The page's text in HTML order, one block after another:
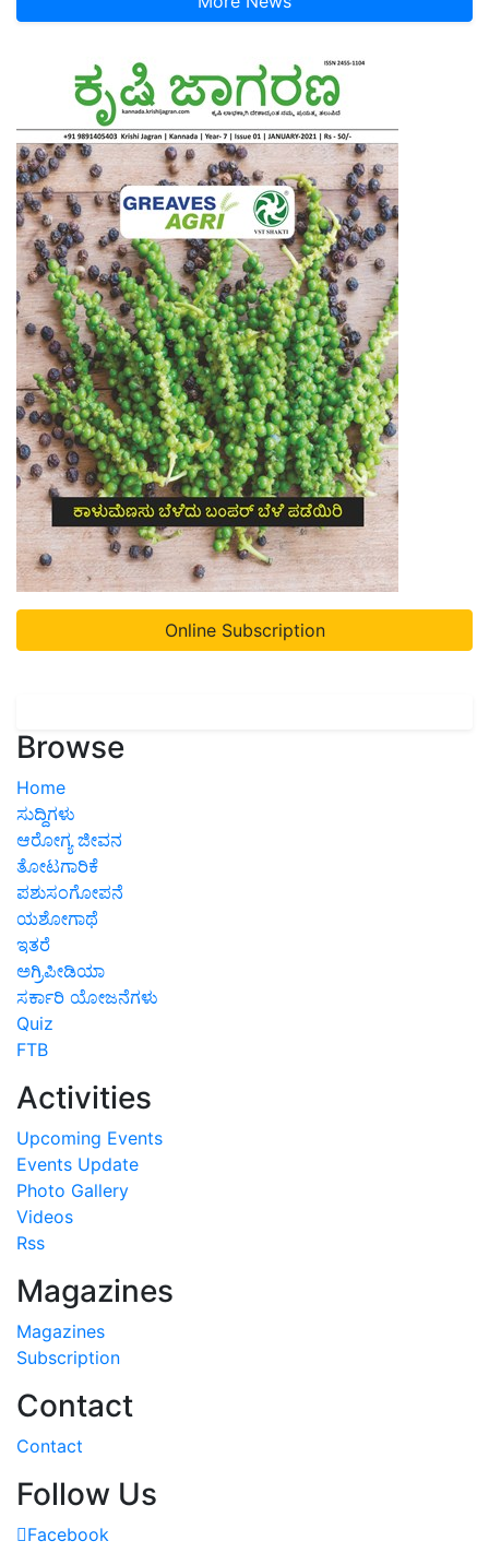
Home
ಸುದ್ದಿಗಳು
ಆರೋಗ್ಯ ಜೀವನ
ತೋಟಗಾರಿಕೆ
ಪಶುಸಂಗೋಪನೆ
ಯಶೋಗಾಥೆ
ಇತರೆ
ಅಗ್ರಿಪೀಡಿಯಾ
ಸರ್ಕಾರಿ ಯೋಜನೆಗಳು
Quiz
FTB
Upcoming Events
Events Update
Photo Gallery
Videos
Rss
Magazines
Subscription
Contact
Contact
Facebook
Twitter